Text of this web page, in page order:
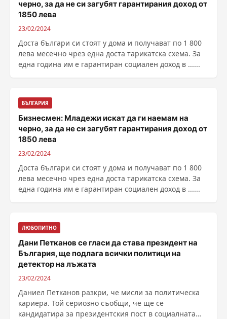
черно, за да не си загубят гарантирания доход от
1850 лева
23/02/2024
Доста българи си стоят у дома и получават по 1 800
лева месечно чрез една доста тарикатска схема. За
една година им е гарантиран социален доход в ......
БЪЛГАРИЯ
Бизнесмен: Младежи искат да ги наемам на
черно, за да не си загубят гарантирания доход от
1850 лева
23/02/2024
Доста българи си стоят у дома и получават по 1 800
лева месечно чрез една доста тарикатска схема. За
една година им е гарантиран социален доход в ......
ЛЮБОПИТНО
Дани Петканов се гласи да става президент на
България, ще подлага всички политици на
детектор на лъжата
23/02/2024
Даниел Петканов разкри, че мисли за политическа
кариера. Той сериозно съобщи, че ще се
кандидатира за президентския пост в социалната